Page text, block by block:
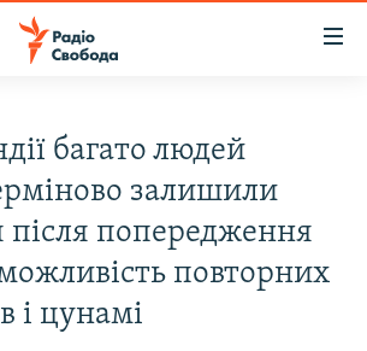
70 РОКІВ
багато людей
залишили
попередження
повторних
і цунамі